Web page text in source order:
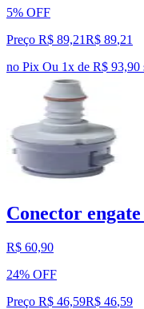
5% OFF
Preço R$ 89,21R$ 89,21
no Pix Ou 1x de R$ 93,90
Conector
R$ 60,90
24% OFF
Preço R$ 46,59R$ 46,59